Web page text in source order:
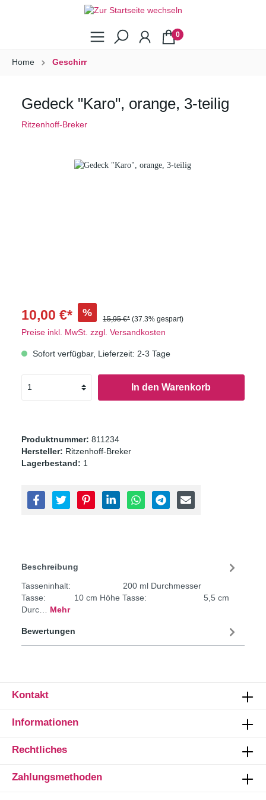
0
Home Geschirr
Gedeck "Karo", orange, 3-teilig
Ritzenhoff-Breker
10,00 €* %
15,95 €* (37.3% gespart)
Preise inkl. MwSt. zzgl. Versandkosten
Sofort verfügbar, Lieferzeit: 2-3 Tage
In den Warenkorb
Produktnummer: 811234
Hersteller: Ritzenhoff-Breker
Lagerbestand: 1
Beschreibung
Tasseninhalt: 200 ml Durchmesser
Tasse: 10 cm Höhe Tasse: 5,5 cm
Durc… Mehr
Bewertungen
Kontakt
Informationen
Rechtliches
Zahlungsmethoden